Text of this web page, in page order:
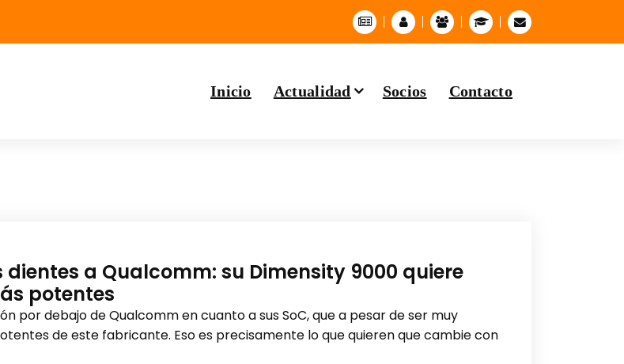
Inicio Actualidad Socios Contacto
a Qualcomm: su Dimensity 9000 quiere
potentes
por debajo de Qualcomm en cuanto a sus SoC, que a pesar de ser muy
de este fabricante. Eso es precisamente lo que quieren que cambie con